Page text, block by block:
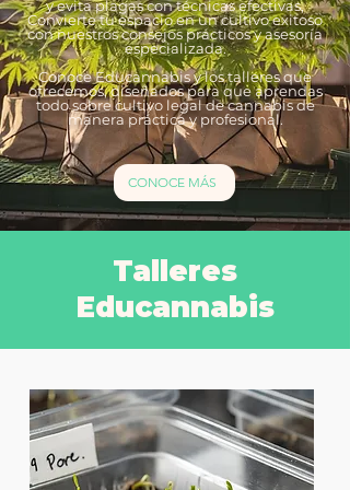
y evita plagas con técnicas efectivas,
Convierte tu espacio en un cultivo exitoso
con nuestros consejos prácticos y asesoría
especializada.
Conoce Educannabis y los talleres que
ofrecemos, diseñados para que aprendas
todo sobre cultivo legal de cannabis de
manera práctica y profesional.
CONOCE MÁS
Talleres
Educannabis